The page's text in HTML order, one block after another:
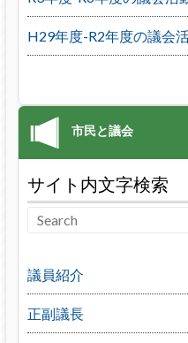
H29年度-R2年度の議会
サイト内文字検索
議員紹介
正副議長